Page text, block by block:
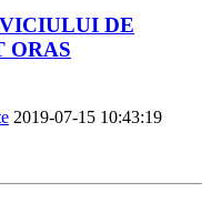
DE
ORAS
2019-07-15 10:43:19